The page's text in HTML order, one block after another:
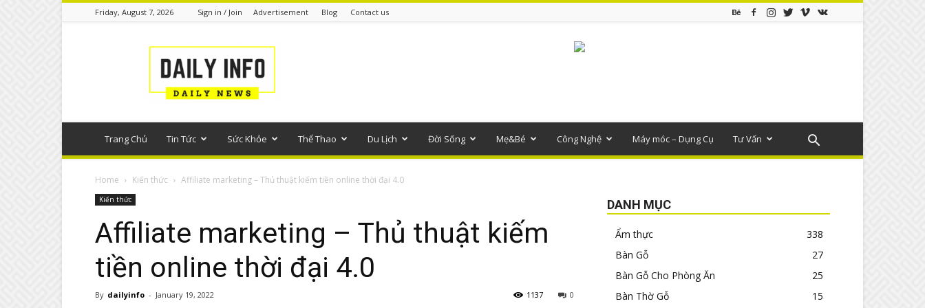
Friday, August 7, 2026 Sign in / Join Advertisement Blog Contact us
thông
Trang Chủ Tin Tức Sức Khỏe Thể Thao Du Lịch Đời Sống Mẹ&Bé Công Nghệ Máy móc – Dụng Cụ Tư Vấn
Home Kiến thức Affiliate marketing – Thủ thuật kiếm tiền online thời đại 4.0
Kiến thức
Affiliate marketing – Thủ thuật kiếm
tiền online thời đại 4.0
By dailyinfo - January 19, 2022 0
1137
DANH MỤC
Ẩm thực
338
Bàn Gỗ
27
Bàn Gỗ Cho Phòng Ăn
25
Bàn Thờ Gỗ
15